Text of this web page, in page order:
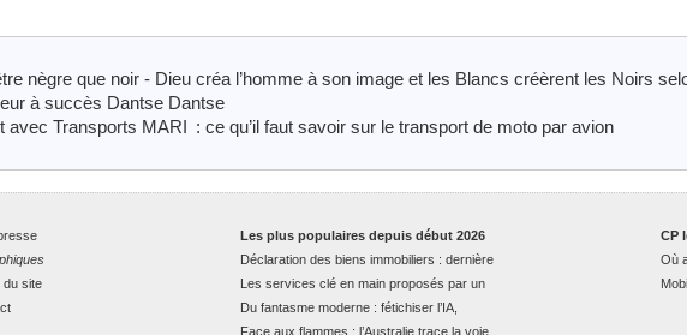
nègre que noir - Dieu créa l’homme à son image et les Blancs créèrent les Noirs
à succès Dantse Dantse
avec Transports MARI : ce qu’il faut savoir sur le transport de moto par avion
du site
CP
Où
Les plus populaires depuis début 2026
Déclaration des biens immobiliers : dernière
Les services clé en main proposés par un
Du fantasme moderne : fétichiser l’IA,
Face aux flammes : l’Australie trace la voie